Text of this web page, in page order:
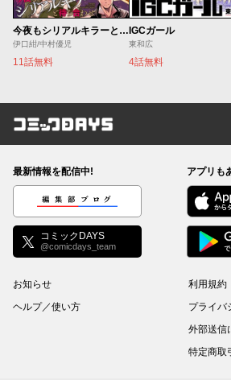
今夜もシリアルキラーと待ち合わせ
伊口紺/中村優児
11話無料
IGCガール
東和広
4話無料
コミックDAYS
最新情報を配信中!
編集部ブログ
コミックDAYS
@comicdays_team
アプリも
お知らせ
ヘルプ／使い方
利用規約
プライバ
外部送信
特定商取